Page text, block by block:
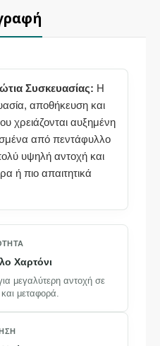
Συσκευασίας: Η
αποθήκευση και
χρειάζονται αυξημένη
από πεντάφυλλο
υψηλή αντοχή και
ή πιο απαιτητικά
Χαρτόνι
μεγαλύτερη αντοχή σε
μεταφορά.